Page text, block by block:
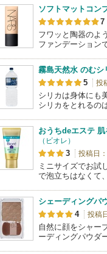
ソフトマットコン
7
フワッと陶器のよ
ファンデーション
霧島天然水 のむシ
5 投
シリカは身体にも
シリカをとれるの
おうちdeエステ
（ビオレ）
3 投稿日
ミニサイズでお試
で泡立ちはなくて
シェーディングパ
4 投稿
自然に顔をシャー
ーディングパウダ